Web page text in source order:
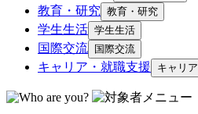
教育・研究 教育・研究
学生生活 学生生活
国際交流 国際交流
キャリア・就職支援 キャリ